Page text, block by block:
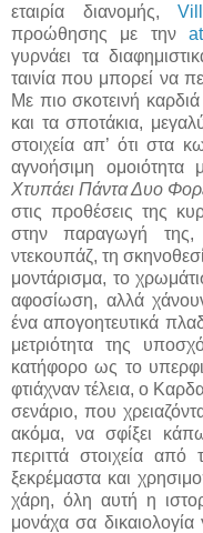
εταιρία διανομής,
προώθησης με την
γυρνάει τα
ταινία που μπορεί να
Με πιο σκοτεινή
και τα σποτάκια,
στοιχεία απ’ ότι στα
αγνοήσιμη
Χτυπάει Πάντα Δυο
στις προθέσεις της
στην παραγωγή της,
ντεκουπάζ, τη
μοντάρισμα, το
αφοσίωση, αλλά
ένα απογοητευτικά
μετριότητα της
κατήφορο ως το
φτιάχναν τέλεια, ο
σενάριο, που
ακόμα, να σφίξει
περιττά στοιχεία
ξεκρέμαστα και
χάρη, όλη αυτή η
μονάχα σα δικαιολογία